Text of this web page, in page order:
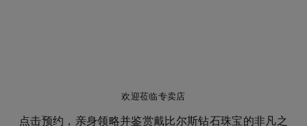
欢迎莅临专卖店
点击预约，亲身领略并鉴赏戴比尔斯钻石珠宝的非凡之